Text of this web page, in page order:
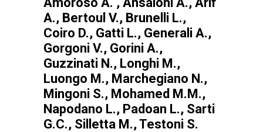
A., Bertoul V., Brunelli L.,
Coiro D., Gatti L., Generali A.,
Gorgoni V., Gorini A.,
Guzzinati N., Longhi M.,
Luongo M., Marchegiano N.,
Mingoni S., Mohamed M.M.,
Napodano L., Padoan L., Sarti
G.C., Silletta M., Testoni S.